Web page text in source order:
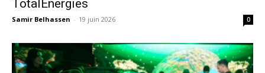
TotalEnergies
Samir Belhassen - 19 juin 2026 0